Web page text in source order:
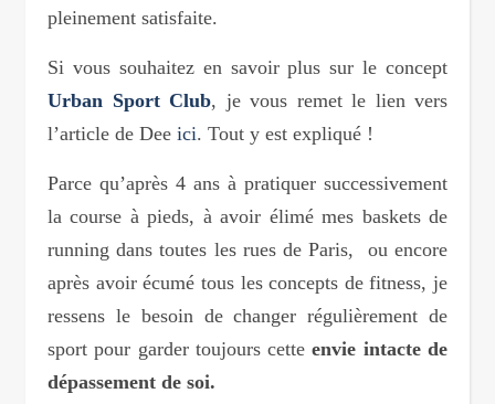
pleinement satisfaite.
Si vous souhaitez en savoir plus sur le concept
Urban Sport Club, je vous remet le lien vers
l’article de Dee ici. Tout y est expliqué !
Parce qu’après 4 ans à pratiquer successivement
la course à pieds, à avoir élimé mes baskets de
running dans toutes les rues de Paris, ou encore
après avoir écumé tous les concepts de fitness, je
ressens le besoin de changer régulièrement de
sport pour garder toujours cetteenvie intacte de
dépassement de soi.